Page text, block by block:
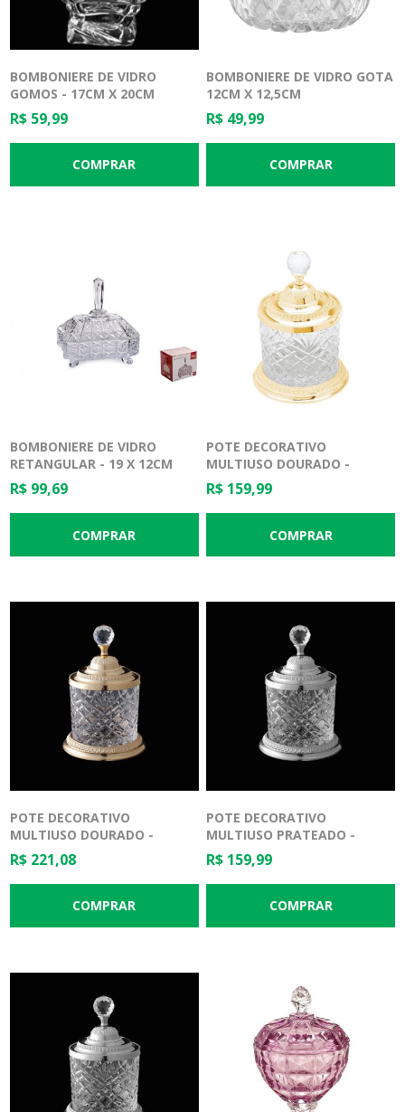
BOMBONIERE DE VIDRO
GOMOS - 17CM X 20CM
R$ 59,99
BOMBONIERE DE VIDRO GOTA
12CM X 12,5CM
R$ 49,99
BOMBONIERE DE VIDRO
RETANGULAR - 19 X 12CM
R$ 99,69
POTE DECORATIVO
MULTIUSO DOURADO -
CRISTAL E ZAMAC - 10,5 X
16,5CM
R$ 159,99
POTE DECORATIVO
MULTIUSO DOURADO -
CRISTAL E ZAMAC - 12,5 X
18,5CM
R$ 221,08
POTE DECORATIVO
MULTIUSO PRATEADO -
CRISTAL E ZAMAC - 10,5 X
16,5CM
R$ 159,99